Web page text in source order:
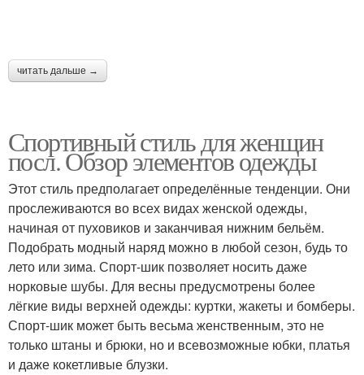
читать дальше →
Спортивный стиль для женщин
посл. Обзор элементов одежды
Этот стиль предполагает определённые тенденции. Они
прослеживаются во всех видах женской одежды,
начиная от пуховиков и заканчивая нижним бельём.
Подобрать модный наряд можно в любой сезон, будь то
лето или зима. Спорт-шик позволяет носить даже
норковые шубы. Для весны предусмотрены более
лёгкие виды верхней одежды: куртки, жакеты и бомберы.
Спорт-шик может быть весьма женственным, это не
только штаны и брюки, но и всевозможные юбки, платья
и даже кокетливые блузки.